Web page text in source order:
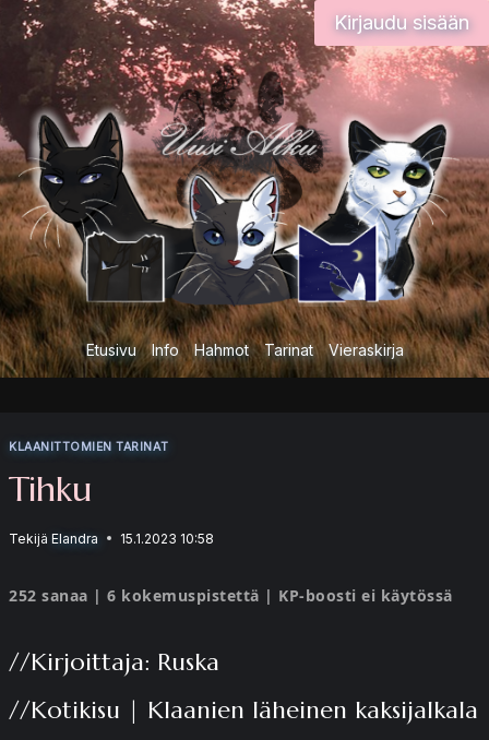
Siirry
sisältöön
Kirjaudu sisään
Etusivu Info Hahmot Tarinat Vieraskirja
KLAANITTOMIEN TARINAT
Tihku
Tekijä Elandra 15.1.2023 10:58
252 sanaa | 6 kokemuspistettä | KP-boosti ei käytössä
//Kirjoittaja: Ruska
//Kotikisu | Klaanien läheinen kaksijalkala